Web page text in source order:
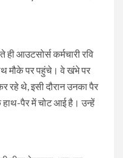
ही आउटसोर्स कर्मचारी रवि
मौके पर पहुंचे। वे खंभे पर
थे, इसी दौरान उनका पैर
पैर में चोट आई है। उन्हें